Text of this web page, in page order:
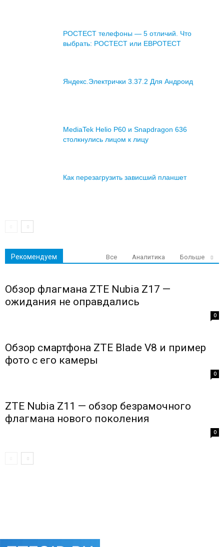
РОСТЕСТ телефоны — 5 отличий. Что
выбрать: РОСТЕСТ или ЕВРОТЕСТ
Яндекс.Электрички 3.37.2 Для Андроид
MediaTek Helio P60 и Snapdragon 636
столкнулись лицом к лицу
Как перезагрузить зависший планшет
Рекомендуем Все Аналитика Больше
Обзор флагмана ZTE Nubia Z17 —
ожидания не оправдались
0
Обзор смартфона ZTE Blade V8 и пример
фото с его камеры
0
ZTE Nubia Z11 — обзор безрамочного
флагмана нового поколения
0